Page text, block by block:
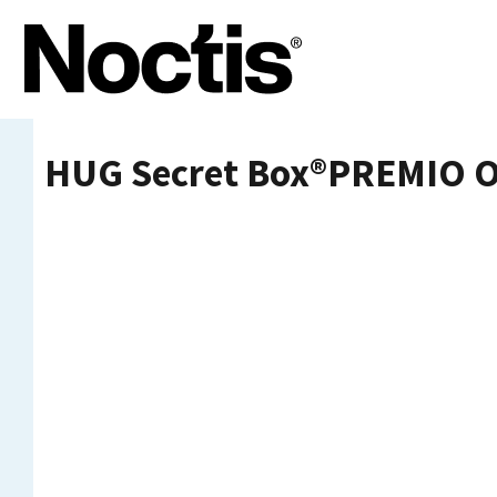
HUG Secret Box®PREMIO
HUG Secret Box®PREMIO
HUG Secret Box®PREMIO